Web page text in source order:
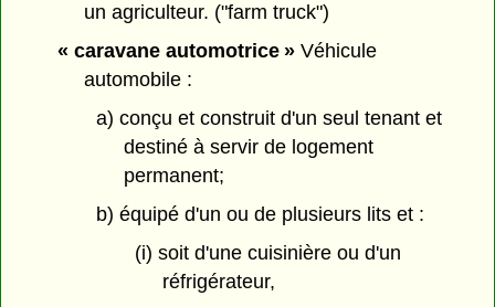
un agriculteur. ("farm truck")
« caravane automotrice »Véhicule
automobile :
a) conçu et construit d'un seul tenant et
destiné à servir de logement
permanent;
b) équipé d'un ou de plusieurs lits et :
(i) soit d'une cuisinière ou d'un
réfrigérateur,